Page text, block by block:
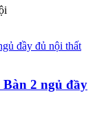
2 ngủ đầy